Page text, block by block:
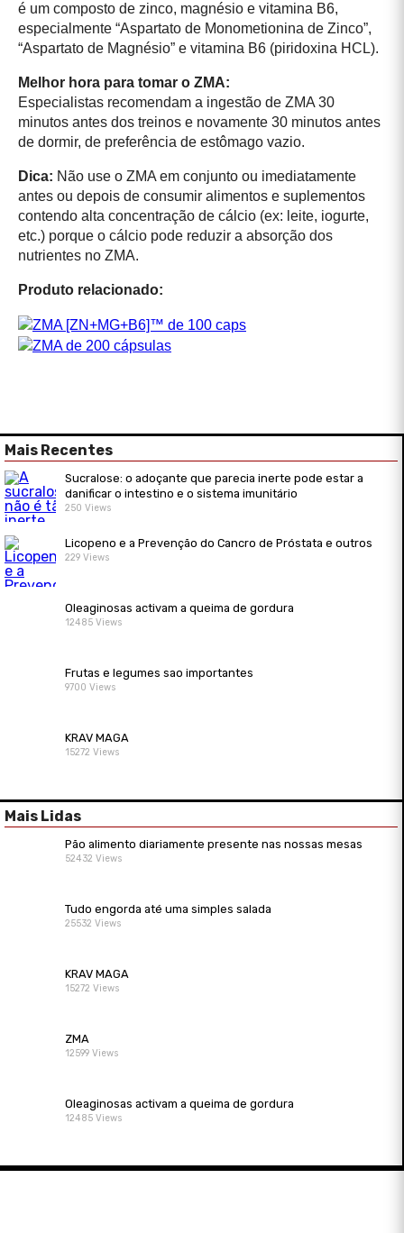
é um composto de zinco, magnésio e vitamina B6,
especialmente “Aspartato de Monometionina de Zinco”,
“Aspartato de Magnésio” e vitamina B6 (piridoxina HCL).
Melhor hora para tomar o ZMA:
Especialistas recomendam a ingestão de ZMA 30
minutos antes dos treinos e novamente 30 minutos antes
de dormir, de preferência de estômago vazio.
Dica: Não use o ZMA em conjunto ou imediatamente
antes ou depois de consumir alimentos e suplementos
contendo alta concentração de cálcio (ex: leite, iogurte,
etc.) porque o cálcio pode reduzir a absorção dos
nutrientes no ZMA.
Produto relacionado:
Mais Recentes
Sucralose: o adoçante que parecia inerte pode estar a
danificar o intestino e o sistema imunitário
250 Views
Licopeno e a Prevenção do Cancro de Próstata e outros
229 Views
Oleaginosas activam a queima de gordura
12485 Views
Frutas e legumes sao importantes
9700 Views
KRAV MAGA
15272 Views
Mais Lidas
Pão alimento diariamente presente nas nossas mesas
52432 Views
Tudo engorda até uma simples salada
25532 Views
KRAV MAGA
15272 Views
ZMA
12599 Views
Oleaginosas activam a queima de gordura
12485 Views